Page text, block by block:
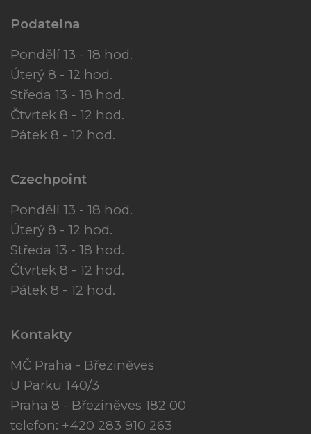
Podatelna
Pondělí 13 - 18 hod.
Úterý 8 - 12 hod.
Středa 13 - 18 hod.
Čtvrtek 8 - 12 hod.
Pátek 8 - 12 hod.
Czechpoint
Pondělí 13 - 18 hod.
Úterý 8 - 12 hod.
Středa 13 - 18 hod.
Čtvrtek 8 - 12 hod.
Pátek 8 - 12 hod.
Kontakty
MČ Praha - Březiněves
U Parku 140/3
Praha 8 - Březiněves 182 00
telefon: +420 283 910 263